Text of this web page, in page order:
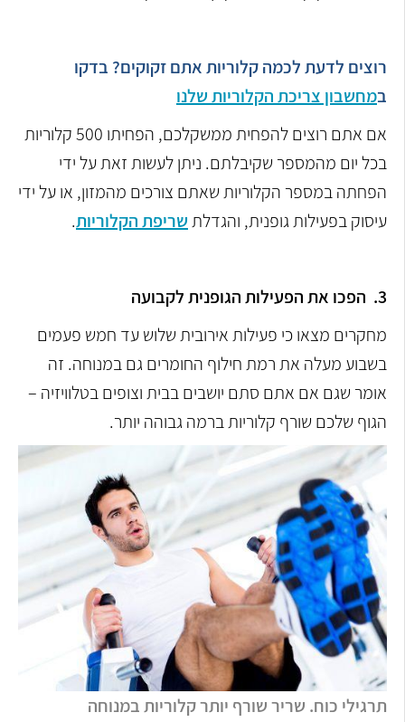
רוצים לדעת לכמה קלוריות אתם זקוקים? בדקו
במחשבון צריכת הקלוריות שלנו
אם אתם רוצים להפחית ממשקלכם, הפחיתו 500 קלוריות
בכל יום מהמספר שקיבלתם. ניתן לעשות זאת על ידי
הפחתה במספר הקלוריות שאתם צורכים מהמזון, או על ידי
עיסוק בפעילות גופנית, והגדלתשריפת הקלוריות.
3. הפכו את הפעילות הגופנית לקבועה
מחקרים מצאו כי פעילות אירובית שלוש עד חמש פעמים
בשבוע מעלה את רמת חילוף החומרים גם במנוחה. זה
אומר שגם אם אתם סתם יושבים בבית וצופים בטלוויזיה –
הגוף שלכם שורף קלוריות ברמה גבוהה יותר.
תרגילי כוח. שריר שורף יותר קלוריות במנוחה